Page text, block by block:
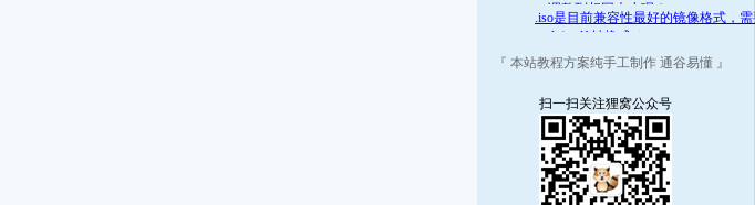
一调整到相同大小呢？
.iso是目前兼容性最好的镜像格式，
.mds/.mdf 转换成 .iso
『 本站教程方案纯手工制作 通谷易懂 』
扫一扫关注狸窝公众号